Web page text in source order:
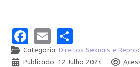
Facebook
EmailShare
Categoria: Direitos Sexuais e
Publicado: 12 Julho 2024